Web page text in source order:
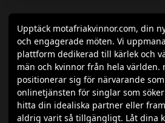
Upptäck motafriakvinnor.com, din
och engagerade möten. Vi
plattform dedikerad till kärlek och
män och kvinnor från hela världen.
positionerar sig för närvarande
onlinetjänsten för singlar som
hitta din idealiska partner eller
aldrig varit så tillgängligt. Låt dina